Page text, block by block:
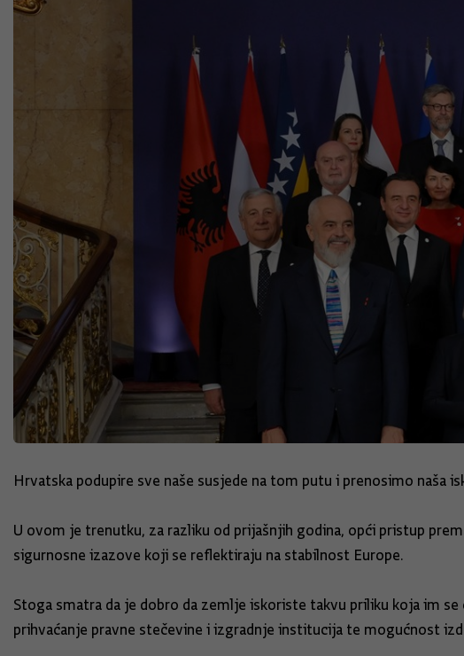
Hrvatska podupire sve naše susjede na tom putu i prenosimo naša
U ovom je trenutku, za razliku od prijašnjih godina, opći pristup
sigurnosne izazove koji se reflektiraju na stabilnost Europe.
Stoga smatra da je dobro da zemlje iskoriste takvu priliku koja im
prihvaćanje pravne stečevine i izgradnje institucija te mogućnost